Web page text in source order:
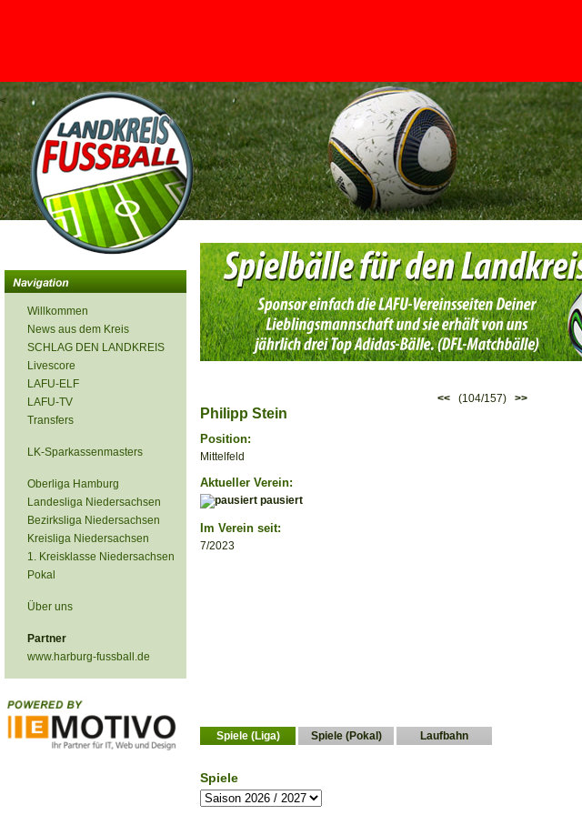
<
Willkommen
News aus dem Kreis
SCHLAG DEN LANDKREIS
Livescore
LAFU-ELF
LAFU-TV
Transfers
LK-Sparkassenmasters
Oberliga Hamburg
Landesliga Niedersachsen
Bezirksliga Niedersachsen
Kreisliga Niedersachsen
1. Kreisklasse Niedersachsen
Pokal
Über uns
Partner
www.harburg-fussball.de
<< (104/157) >>
Philipp Stein
Position:
Mittelfeld
Aktueller Verein:
pausiert
Im Verein seit:
7/2023
Spiele (Liga) Spiele (Pokal) Laufbahn
Spiele